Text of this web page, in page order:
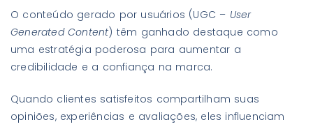
O conteúdo gerado por usuários (UGC – User
Generated Content) têm ganhado destaque como
uma estratégia poderosa para aumentar a
credibilidade e a confiança na marca.
Quando clientes satisfeitos compartilham suas
opiniões, experiências e avaliações, eles influenciam